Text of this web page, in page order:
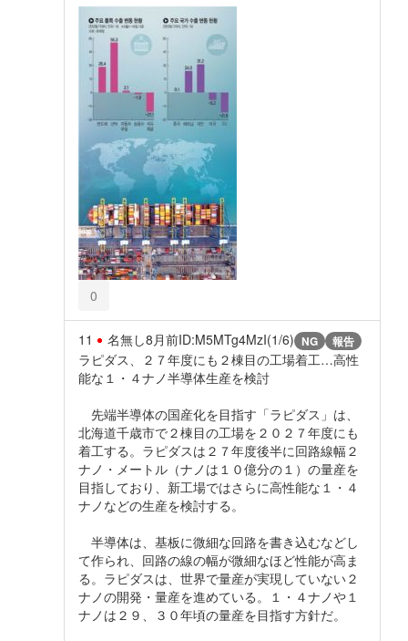
0
11 名無し8月前ID:M5MTg4MzI(1/6) NG 報告
ラピダス、２７年度にも２棟目の工場着工…高性
能な１・４ナノ半導体生産を検討
先端半導体の国産化を目指す「ラピダス」は、
北海道千歳市で２棟目の工場を２０２７年度にも
着工する。ラピダスは２７年度後半に回路線幅２
ナノ・メートル（ナノは１０億分の１）の量産を
目指しており、新工場ではさらに高性能な１・４
ナノなどの生産を検討する。
半導体は、基板に微細な回路を書き込むなどし
て作られ、回路の線の幅が微細なほど性能が高ま
る。ラピダスは、世界で量産が実現していない２
ナノの開発・量産を進めている。１・４ナノや１
ナノは２９、３０年頃の量産を目指す方針だ。